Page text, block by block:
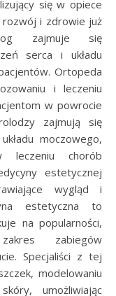
się w opiece
i zdrowie już
zajmuje się
serca i układu
Ortopeda
i leczeniu
w powrocie
zajmują się
moczowego,
leczeniu chorób
estetycznej
wygląd i
estetyczna to
na popularności,
zabiegów
Specjaliści z tej
modelowaniu
umożliwiając